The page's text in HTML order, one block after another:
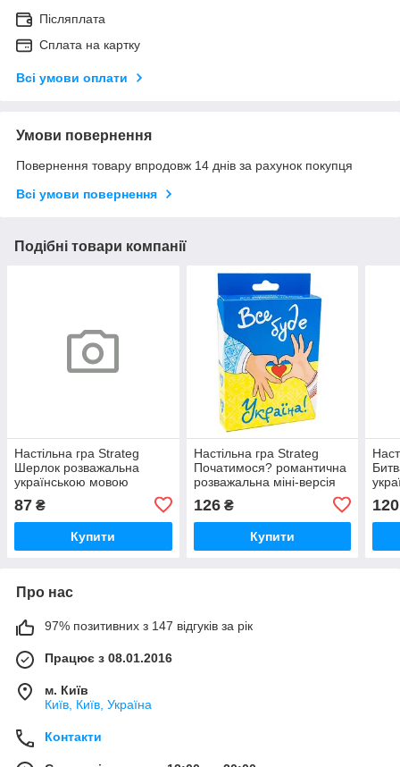
Післяплата
Сплата на картку
Всі умови оплати
Умови повернення
Повернення товару впродовж 14 днів за рахунок покупця
Всі умови повернення
Подібні товари компанії
Настільна гра Strateg
Шерлок розважальна
українською мовою
87 ₴
Купити
Настільна гра Strateg
Початимося? романтична
розважальна міні-версія
(30334), шт
126₴
Купити
120
Про нас
97% позитивних з 147 відгуків за рік
Працює з 08.01.2016
м. Київ
Київ, Київ, Україна
Контакти